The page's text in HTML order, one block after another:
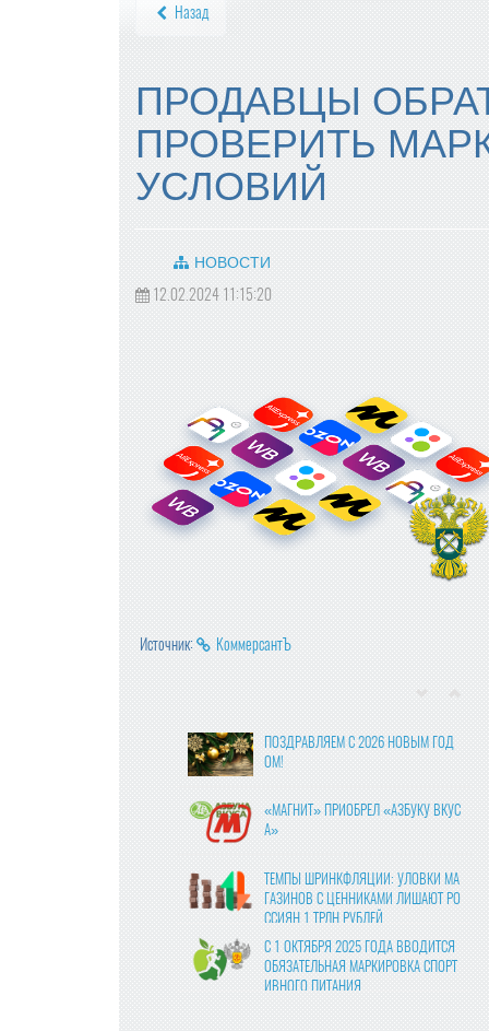
Назад
ПРОДАВЦЫ
ПРОВЕРИТЬ
УСЛОВИЙ
НОВОСТИ
12.02.2024 11:15:20
Источник: КоммерсантЪ
ПОЗДРАВЛЯЕМ С 2026 НОВЫМ ГОД
ОМ!
«МАГНИТ» ПРИОБРЕЛ «АЗБУКУ ВКУС
А»
ТЕМПЫ ШРИНКФЛЯЦИИ: УЛОВКИ МА
ГАЗИНОВ С ЦЕННИКАМИ ЛИШАЮТ РО
ССИЯН 1 ТРЛН РУБЛЕЙ
С 1 ОКТЯБРЯ 2025 ГОДА ВВОДИТСЯ
ОБЯЗАТЕЛЬНАЯ МАРКИРОВКА СПОРТ
ИВНОГО ПИТАНИЯ